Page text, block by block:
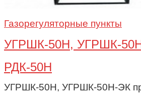
Газорегуляторные пункты
УГРШК-50Н, УГРШК-
РДК-50Н
УГРШК-50Н, УГРШК-50Н-ЭК